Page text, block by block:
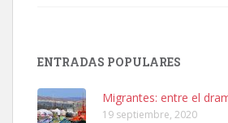
Leales.org » Gran Canaria
ENTRADAS POPULARES
Migrantes: entre el
19 septiembre, 2020